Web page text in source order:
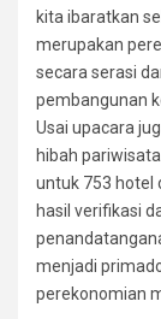
kita ibaratkan
merupakan
secara serasi
pembangunan
Usai upacara
hibah
untuk 753 hotel
hasil verifikasi
menjadi
perekonomian